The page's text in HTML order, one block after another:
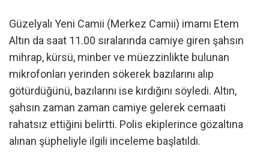
Güzelyalı Yeni Camii (Merkez Camii) imamı Etem
Altın da saat 11.00 sıralarında camiye giren şahsın
mihrap, kürsü, minber ve müezzinlikte bulunan
mikrofonları yerinden sökerek bazılarını alıp
götürdüğünü, bazılarını ise kırdığını söyledi. Altın,
şahsın zaman zaman camiye gelerek cemaati
rahatsız ettiğini belirtti. Polis ekiplerince gözaltına
alınan şüpheliyle ilgili inceleme başlatıldı.